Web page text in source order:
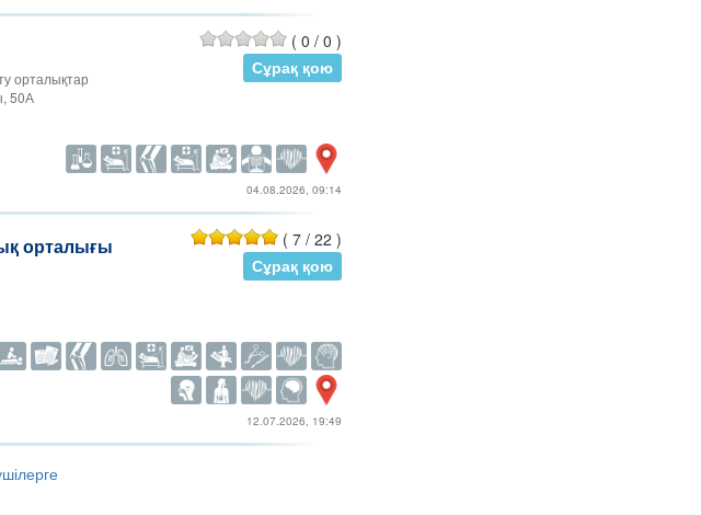
орталықтар
50А
( 0 / 0 )
Сұрақ қою
04.08.2026, 09:14
орталығы ( 7 / 22 )
Сұрақ қою
12.07.2026, 19:49